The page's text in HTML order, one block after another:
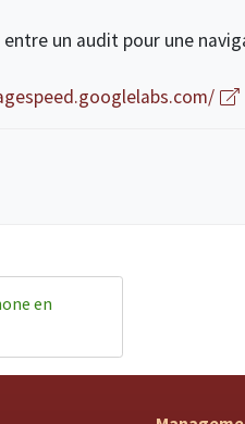
un audit pour une
en